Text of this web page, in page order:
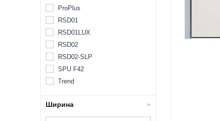
ProPlus
RSD01
RSD01LUX
RSD02
RSD02-SLP
SPU F42
Trend
Ширина